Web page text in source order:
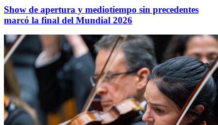
Show de apertura y mediotiempo sin precedentes
marcó la final del Mundial 2026